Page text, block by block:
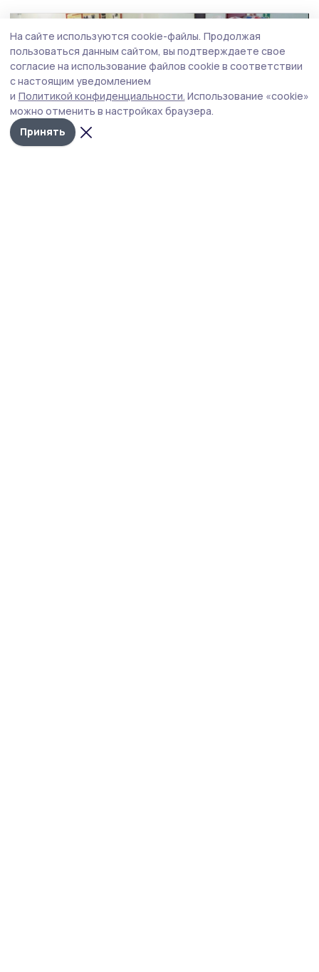
На сайте используются cookie-файлы. Продолжая
пользоваться данным сайтом, вы подтверждаете свое
согласие на использование файлов cookie в соответствии
с настоящим уведомлением
и Политикой конфиденциальности. Использование «cookie»
можно отменить в настройках браузера.
Принять